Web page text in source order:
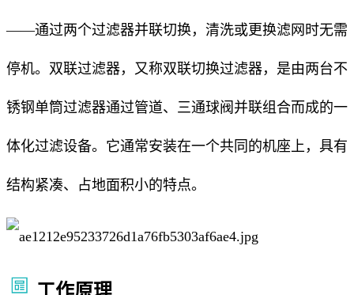
——通过两个过滤器并联切换，清洗或更换滤网时无需
停机。双联过滤器，又称双联切换过滤器，是由两台不
锈钢单筒过滤器通过管道、三通球阀并联组合而成的一
体化过滤设备。它通常安装在一个共同的机座上，具有
结构紧凑、占地面积小的特点。
工作原理